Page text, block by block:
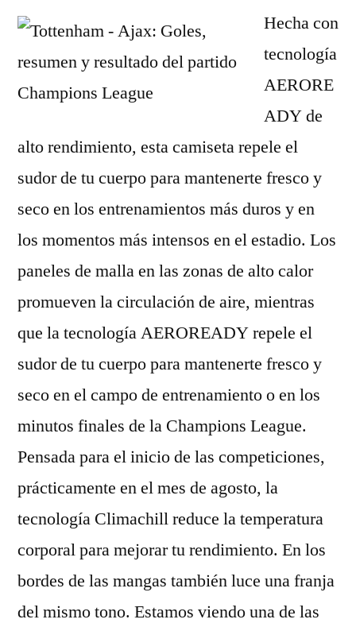
Hecha con
tecnología
AERORE
ADY de
alto rendimiento, esta camiseta repele el
sudor de tu cuerpo para mantenerte fresco y
seco en los entrenamientos más duros y en
los momentos más intensos en el estadio. Los
paneles de malla en las zonas de alto calor
promueven la circulación de aire, mientras
que la tecnología AEROREADY repele el
sudor de tu cuerpo para mantenerte fresco y
seco en el campo de entrenamiento o en los
minutos finales de la Champions League.
Pensada para el inicio de las competiciones,
prácticamente en el mes de agosto, la
tecnología Climachill reduce la temperatura
corporal para mejorar tu rendimiento. En los
bordes de las mangas también luce una franja
del mismo tono. Estamos viendo una de las